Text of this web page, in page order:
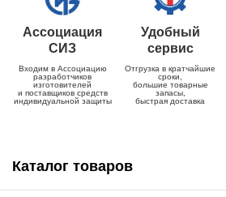
Ассоциация
СИЗ
Входим в Ассоциацию
разработчиков
изготовителей
и поставщиков средств
индивидуальной защиты
Удобный
сервис
Отгрузка в кратчайшие
сроки,
большие товарные
запасы,
быстрая доставка
Каталог товаров